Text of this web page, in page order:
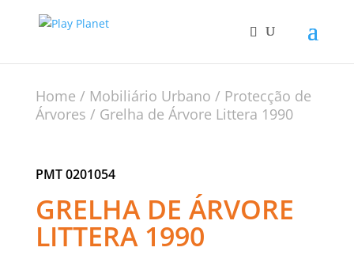
Home / Mobiliário Urbano / Protecção de
Árvores / Grelha de Árvore Littera 1990
PMT 0201054
GRELHA DE ÁRVORE
LITTERA 1990